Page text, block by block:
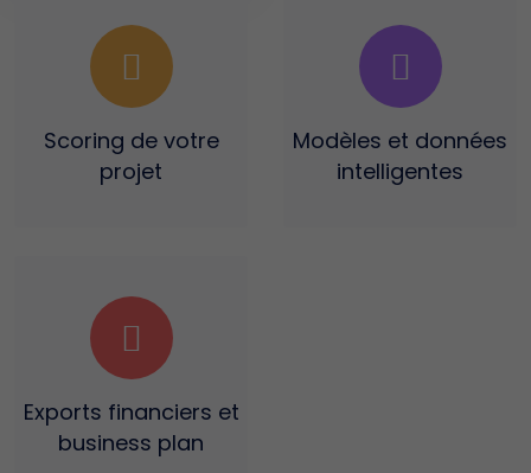
Scoring de votre
projet
Modèles et données
intelligentes
Exports financiers et
business plan